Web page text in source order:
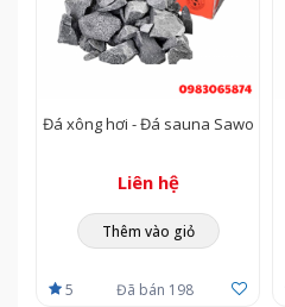
Đá xông hơi - Đá sauna Sawo
Liên hệ
Thêm vào giỏ
5 Đã bán 198